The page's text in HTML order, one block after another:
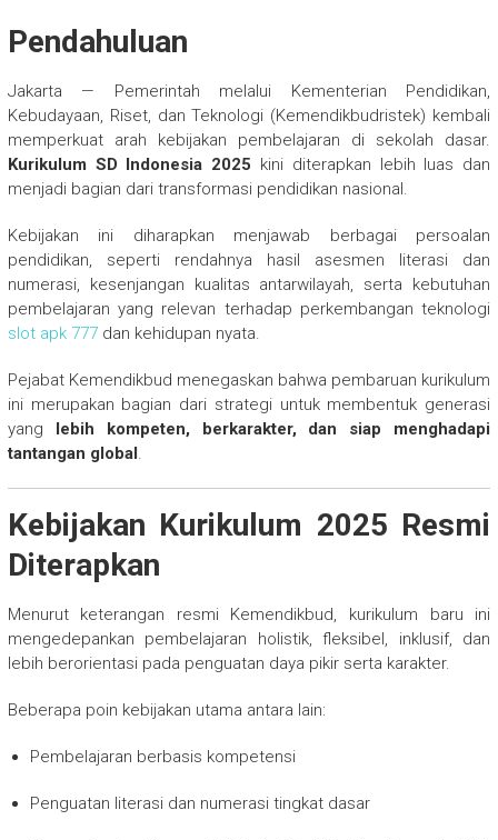
Pendahuluan
Jakarta — Pemerintah melalui Kementerian Pendidikan,
Kebudayaan, Riset, dan Teknologi (Kemendikbudristek) kembali
memperkuat arah kebijakan pembelajaran di sekolah dasar.
Kurikulum SD Indonesia 2025 kini diterapkan lebih luas dan
menjadi bagian dari transformasi pendidikan nasional.
Kebijakan ini diharapkan menjawab berbagai persoalan
pendidikan, seperti rendahnya hasil asesmen literasi dan
numerasi, kesenjangan kualitas antarwilayah, serta kebutuhan
pembelajaran yang relevan terhadap perkembangan teknologi
slot apk 777dan kehidupan nyata.
Pejabat Kemendikbud menegaskan bahwa pembaruan kurikulum
ini merupakan bagian dari strategi untuk membentuk generasi
yang lebih kompeten, berkarakter, dan siap menghadapi
tantangan global.
Kebijakan Kurikulum 2025 Resmi
Diterapkan
Menurut keterangan resmi Kemendikbud, kurikulum baru ini
mengedepankan pembelajaran holistik, fleksibel, inklusif, dan
lebih berorientasi pada penguatan daya pikir serta karakter.
Beberapa poin kebijakan utama antara lain:
Pembelajaran berbasis kompetensi
Penguatan literasi dan numerasi tingkat dasar